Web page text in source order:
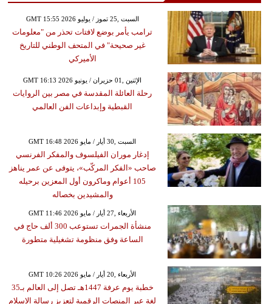
GMT 15:55 2026 السبت ,25 تموز / يوليو
ترامب يأمر بوضع لافتات تحذر من "معلومات
غير صحيحة" في المتحف الوطني للتاريخ
الأميركي
GMT 16:13 2026 الإثنين ,01 حزيران / يونيو
رحلة العائلة المقدسة في مصر بين الروايات
القبطية وإبداعات الفن العالمي
GMT 16:48 2026 السبت ,30 أيار / مايو
إدغار موران الفيلسوف والمفكر الفرنسي
صاحب «الفكر المركّب»، يتوفى عن عمر يناهز
105 أعوام وماكرون أول المعزين برحيله
والمشيدين بخصاله
GMT 11:46 2026 الأربعاء ,27 أيار / مايو
منشأة الجمرات تستوعب 300 ألف حاج في
الساعة وفق منظومة تشغيلية متطورة
GMT 10:26 2026 الأربعاء ,20 أيار / مايو
خطبة يوم عرفة 1447هـ تصل إلى العالم بـ35
لغة عبر المنصات الرقمية لتعزيز رسالة الإسلام